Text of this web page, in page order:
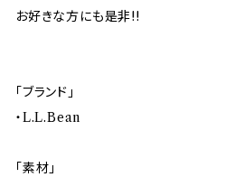
お好きな方にも是非!!
「ブランド」
・L.L.Bean
「素材」